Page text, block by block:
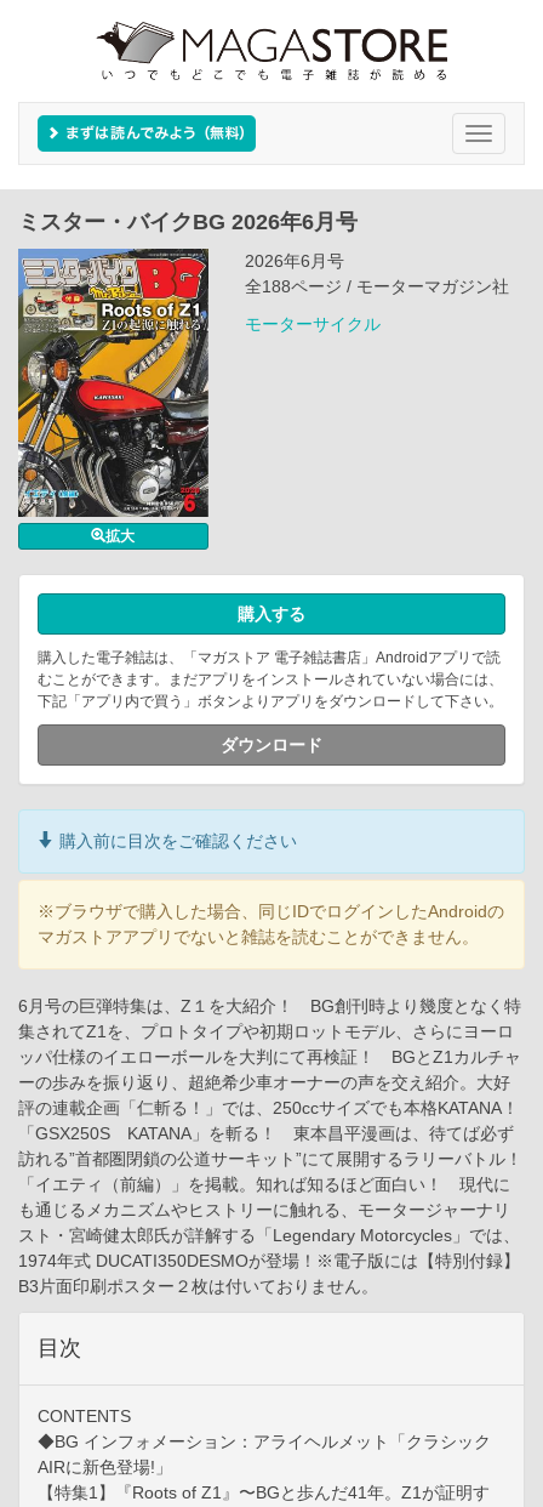
Toggle
ミスター・バイクBG 2026年6月号
拡大
2026年6月号
全188ページ / モーターマガジン社
モーターサイクル
購入する
購入した電子雑誌は、「マガストア 電子雑誌書店」Androidアプリで読
むことができます。まだアプリをインストールされていない場合には、
下記「アプリ内で買う」ボタンよりアプリをダウンロードして下さい。
ダウンロード
購入前に目次をご確認ください
※ブラウザで購入した場合、同じIDでログインしたAndroidの
マガストアアプリでないと雑誌を読むことができません。
6月号の巨弾特集は、Z１を大紹介！ BG創刊時より幾度となく特
集されてZ1を、プロトタイプや初期ロットモデル、さらにヨーロ
ッパ仕様のイエローボールを大判にて再検証！ BGとZ1カルチャ
ーの歩みを振り返り、超絶希少車オーナーの声を交え紹介。大好
評の連載企画「仁斬る！」では、250ccサイズでも本格KATANA！
「GSX250S KATANA」を斬る！ 東本昌平漫画は、待てば必ず
訪れる”首都圏閉鎖の公道サーキット”にて展開するラリーバトル！
「イエティ（前編）」を掲載。知れば知るほど面白い！ 現代に
も通じるメカニズムやヒストリーに触れる、モータージャーナリ
スト・宮崎健太郎氏が詳解する「Legendary Motorcycles」では、
1974年式 DUCATI350DESMOが登場！※電子版には【特別付録】
B3片面印刷ポスター２枚は付いておりません。
目次
CONTENTS
◆BG インフォメーション：アライヘルメット「クラシック
AIRに新色登場!」
【特集1】『Roots of Z1』〜BGと歩んだ41年。Z1が証明す